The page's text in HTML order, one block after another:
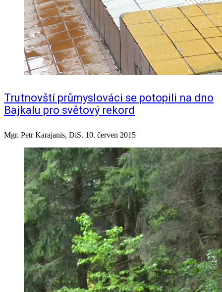
Trutnovští průmyslováci se potopili na dno
Bajkalu pro světový rekord
Mgr. Petr Karajanis, DiS. 10. červen 2015